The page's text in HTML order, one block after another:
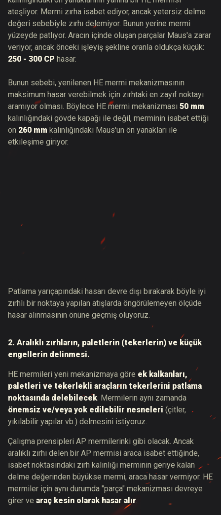
ateşliyor. Mermi zırha isabet ediyor, ancak yetersiz delme
değeri sebebiyle zırhı delemiyor. Bunun yerine mermi
yüzeyde patlıyor. Aracın içinde oluşan parçalar Maus'a zarar
veriyor, ancak önceki işleyiş şekline oranla oldukça küçük:
250 - 300 CP hasar.
Bunun sebebi, yenilenen HE mermi mekanizmasının
maksimum hasar verebilmek için zırhtaki en zayıf noktayı
aramıyor olması. Böylece HE mermi mekanizması 50 mm
kalınlığındaki gövde kapağı ile değil, merminin isabet ettiği
ön 260 mm kalınlığındaki Maus'un ön yanakları ile
etkileşime giriyor.
Patlama yarıçapındaki hasarı devre dışı bırakarak böyle iyi
zırhlı bir noktaya yapılan atışlarda öngörülemeyen ölçüde
hasar alınmasının önüne geçmiş oluyoruz.
2. Aralıklı zırhların, paletlerin (tekerlerin) ve küçük
engellerin delinmesi.
HE mermileri yeni mekanizmaya göre ek kalkanları,
paletleri ve tekerlekli araçların tekerlerini patlama
noktasında delebilecek. Mermilerin aynı zamanda
önemsiz ve/veya yok edilebilir nesneleri (çitler,
yıkılabilir yapılar vb.) delmesini istiyoruz.
Çalışma prensipleri AP mermilerinki gibi olacak. Ancak
aralıklı zırhı delen bir AP mermisi araca isabet ettiğinde,
isabet noktasındaki zırh kalınlığı merminin geriye kalan
delme değerinden büyükse mermi, araca hasar vermiyor. HE
mermiler için aynı durumda "parça" mekanizması devreye
girer ve araç kesin olarak hasar alır.